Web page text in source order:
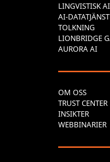
LINGVISTISK AI
AI-
TOLKNING
LIONBRIDGE
AURORA AI
OM OSS
TRUST CENTER
INSIKTER
WEBBINARIER